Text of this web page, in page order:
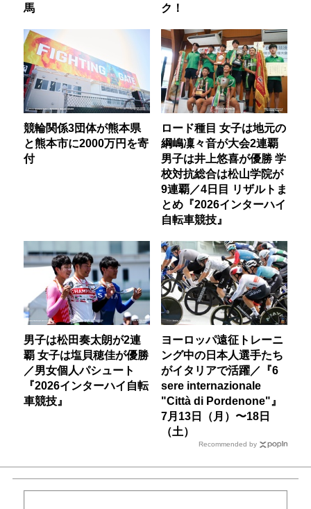
馬
ク！
競輪関係3団体が熊本県
と熊本市に2000万円を寄
付
ロード種目 女子は地元の
綱嶋凜々音が大会2連覇
男子は井上悠喜が優勝 学
校対抗総合は松山学院が
9連覇／4日目 リザルトま
とめ『2026インターハイ
自転車競技』
男子は松田奏太朗が2連
覇 女子は塩貝穂佳が優勝
／男女個人パシュート
『2026インターハイ自転
車競技』
ヨーロッパ遠征トレーニ
ング中の日本人選手たち
がイタリアで活躍／『6
sere internazionale
"Città di Pordenone"』
7月13日（月）〜18日
（土）
Recommended by